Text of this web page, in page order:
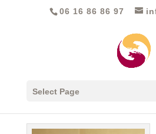
06 16 86 86 97‬
Select Page